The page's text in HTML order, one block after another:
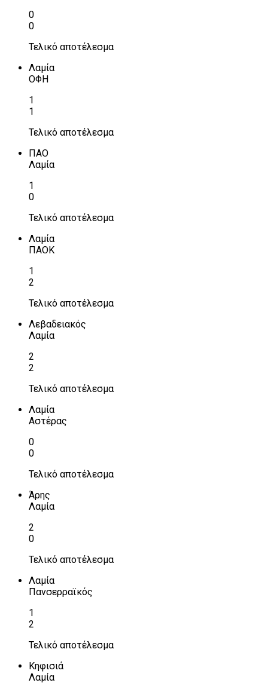
0
0
Τελικό αποτέλεσμα
Λαμία
ΟΦΗ
1
1
Τελικό αποτέλεσμα
ΠΑΟ
Λαμία
1
0
Τελικό αποτέλεσμα
Λαμία
ΠΑΟΚ
1
2
Τελικό αποτέλεσμα
Λεβαδειακός
Λαμία
2
2
Τελικό αποτέλεσμα
Λαμία
Αστέρας
0
0
Τελικό αποτέλεσμα
Άρης
Λαμία
2
0
Τελικό αποτέλεσμα
Λαμία
Πανσερραϊκός
1
2
Τελικό αποτέλεσμα
Κηφισιά
Λαμία